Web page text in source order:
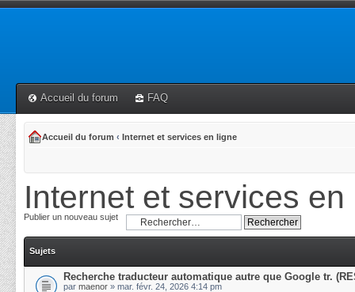
Accueil du forum FAQ
Accueil du forum ‹ Internet et services en ligne
Internet et services en
Publier un nouveau sujet
Sujets
Recherche traducteur automatique autre que Google tr.
par maenor » mar. févr. 24, 2026 4:14 pm